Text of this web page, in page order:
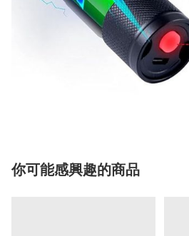
你可能感興趣的商品